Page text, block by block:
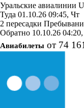
Уральские авиалинии
Туда 01.10.26 09:45, Чт
2 пересадки
Обратно 10.10.26
Авиабилеты от 74